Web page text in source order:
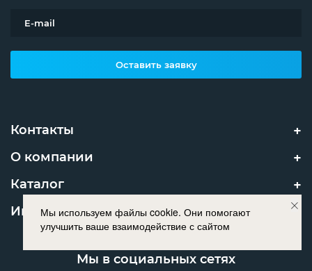
Оставить заявку
Контакты
О компании
Каталог
Информация
Мы в социальных сетях
Мы используем файлы cookie. Они помогают
улучшить ваше взаимодействие с сайтом